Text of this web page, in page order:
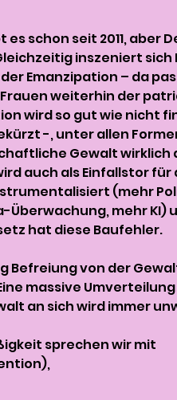
schon seit 2011, aber
inszeniert
Emanzipation – da
weiterhin der
wird so gut wie nicht
-, unter allen
Gewalt wirklich
auch als Einfallstor für
(mehr
mehr KI)
hat diese Baufehler.
Befreiung von der
massive
an sich wird immer
sprechen wir mit